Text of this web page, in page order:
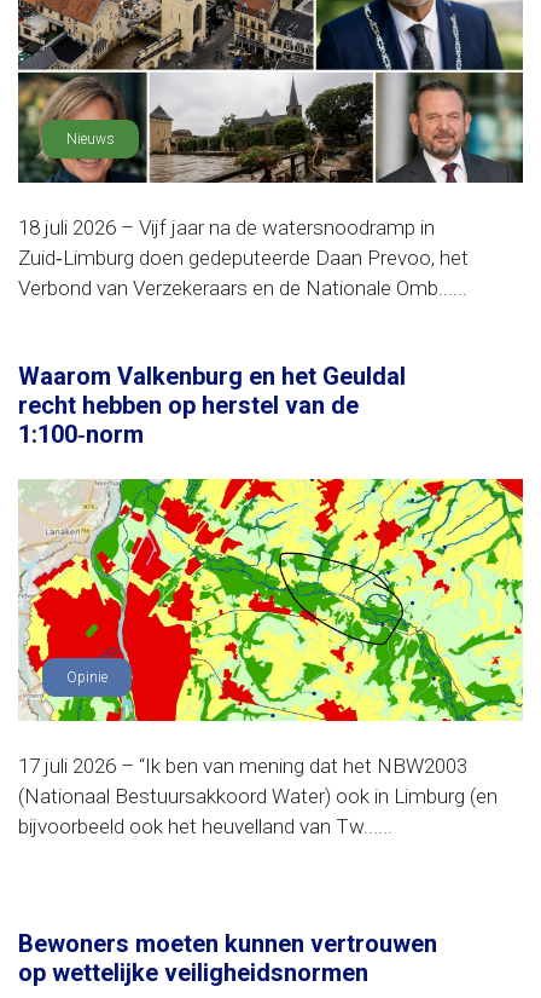
Nieuws
18 juli 2026 – Vijf jaar na de watersnoodramp in
Zuid‑Limburg doen gedeputeerde Daan Prevoo, het
Verbond van Verzekeraars en de Nationale Omb......
Waarom Valkenburg en het Geuldal
recht hebben op herstel van de
1:100‑norm
Opinie
17 juli 2026 – “Ik ben van mening dat het NBW2003
(Nationaal Bestuursakkoord Water) ook in Limburg (en
bijvoorbeeld ook het heuvelland van Tw......
Bewoners moeten kunnen vertrouwen
op wettelijke veiligheidsnormen